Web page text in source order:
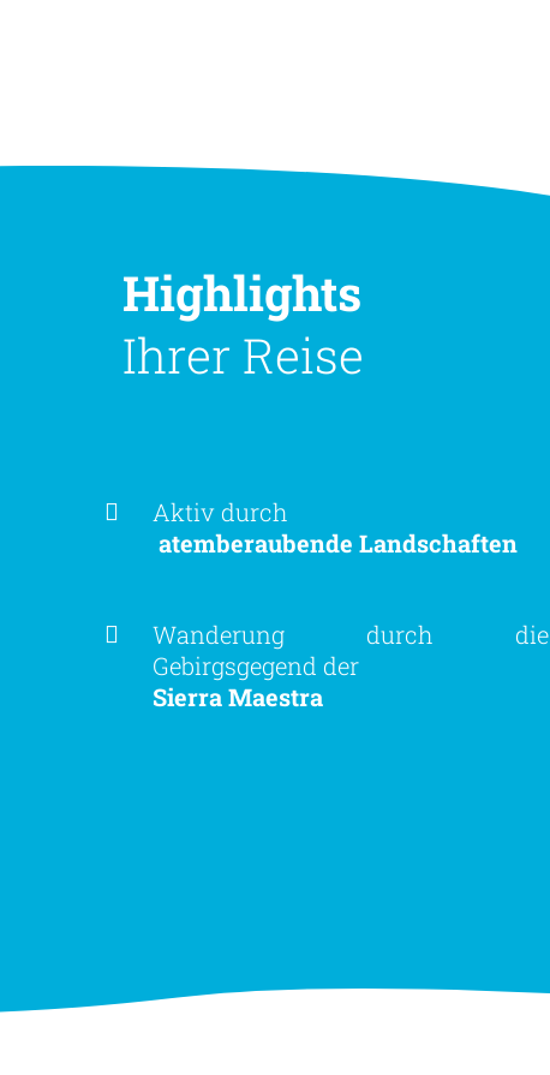
Highlights
Ihrer Reise
Aktiv durch
atemberaubende Landschaften
Wanderung durch die
Gebirgsgegend der
Sierra Maestra